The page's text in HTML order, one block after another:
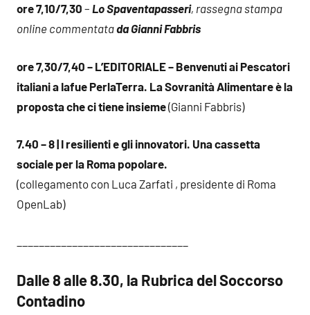
ore 7,10/7,30 – Lo Spaventapasseri, rassegna stampa
online commentatada Gianni Fabbris
ore 7,30/7,40 – L’EDITORIALE – Benvenuti ai Pescatori
italiani a Iafue PerlaTerra. La Sovranità Alimentare è la
proposta che ci tiene insieme(Gianni Fabbris)
7.40 – 8 | I resilienti e gli innovatori. Una cassetta
sociale per la Roma popolare.
(collegamento con Luca Zarfati , presidente di Roma
OpenLab)
Dalle 8 alle 8.30, la Rubrica del Soccorso
Contadino